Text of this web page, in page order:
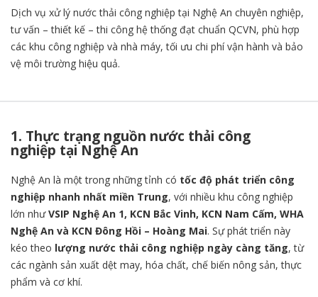
Dịch vụ xử lý nước thải công nghiệp tại Nghệ An chuyên nghiệp,
tư vấn – thiết kế – thi công hệ thống đạt chuẩn QCVN, phù hợp
các khu công nghiệp và nhà máy, tối ưu chi phí vận hành và bảo
vệ môi trường hiệu quả.
1. Thực trạng nguồn nước thải công
nghiệp tại Nghệ An
Nghệ An là một trong những tỉnh có tốc độ phát triển công
nghiệp nhanh nhất miền Trung, với nhiều khu công nghiệp
lớn nhưVSIP Nghệ An 1, KCN Bắc Vinh, KCN Nam Cấm, WHA
Nghệ An và KCN Đông Hồi – Hoàng Mai. Sự phát triển này
kéo theo lượng nước thải công nghiệp ngày càng tăng, từ
các ngành sản xuất dệt may, hóa chất, chế biến nông sản, thực
phẩm và cơ khí.